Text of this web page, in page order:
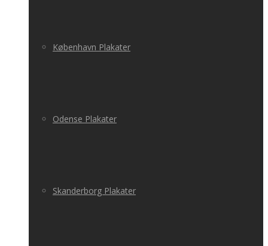
København Plakater
Odense Plakater
Skanderborg Plakater